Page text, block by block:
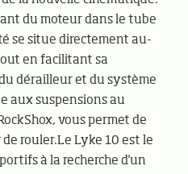
du moteur dans le tube
se situe directement au-
en facilitant sa
dérailleur et du système
aux suspensions au
vous permet de
rouler.Le Lyke 10 est le
à la recherche d'un